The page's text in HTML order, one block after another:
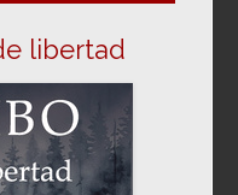
libertad